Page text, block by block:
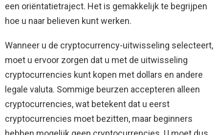
een oriëntatietraject. Het is gemakkelijk te begrijpen
hoe u naar believen kunt werken.
Wanneer u de cryptocurrency-uitwisseling selecteert,
moet u ervoor zorgen dat u met de uitwisseling
cryptocurrencies kunt kopen met dollars en andere
legale valuta. Sommige beurzen accepteren alleen
cryptocurrencies, wat betekent dat u eerst
cryptocurrencies moet bezitten, maar beginners